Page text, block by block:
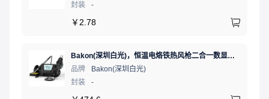
封装
-
￥ 2.78
Bakon(深圳白光)，恒温电烙铁热风枪二合一数显可调温大功率无铅拆焊台，BK881（新老款交替发货）
品牌
Bakon(深圳白光)
封装
-